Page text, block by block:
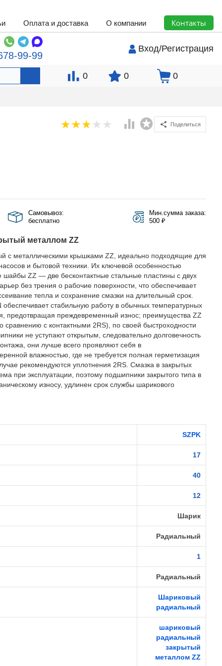
Оплата и доставка О компании Контакты
99-99
Вход/Регистрация
0 0 0
Поделиться
Самовывоз:
бесплатно
Мин.сумма заказа:
500 ₽
металлом ZZ
с металлическими крышками ZZ, идеально подходящие для
и бытовой техники. Их ключевой особенностью
ZZ — две бесконтактные стальные пластины с двух
без трения о рабочие поверхности, что обеспечивает
тепла и сохранение смазки на длительный срок.
стабильную работу в обычных температурных
предотвращая преждевременный износ; преимущества ZZ
сравнению с контактными 2RS), по своей быстроходности
не уступают открытым, следовательно долговечность
они лучше всего проявляют себя в
влажностью, где не требуется полная герметизация
рекомендуются уплотнения 2RS. Смазка в закрытых
при эксплуатации, поэтому подшипники закрытого типа в
износу, удлинен срок службы шарикового
SZPK
17
40
12
Шарик
Радиальный
1
Радиальный
Шариковый
радиальный
шариковый
радиальный
закрытый
металлом ZZ